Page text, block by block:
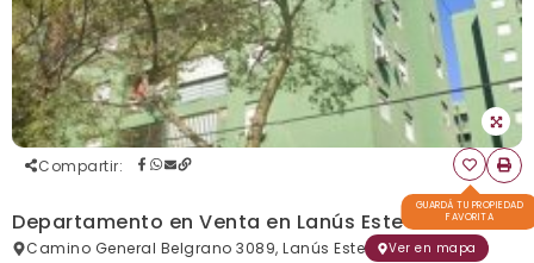
Compartir:
GUARDÁ TU PROPIEDAD
FAVORITA
Departamento en Venta en Lanús Este
Camino General Belgrano 3089, Lanús Este Ver en mapa